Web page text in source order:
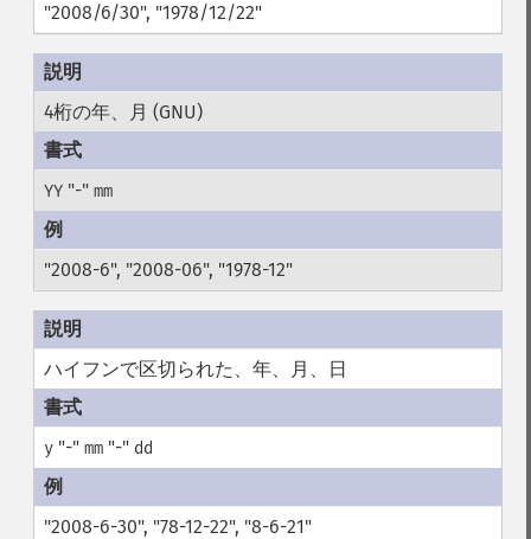
"2008/6/30", "1978/12/22"
4桁の年、月 (GNU)
YY"-" mm
"2008-6", "2008-06", "1978-12"
ハイフンで区切られた、年、月、日
y"-" mm"-" dd
"2008-6-30", "78-12-22", "8-6-21"